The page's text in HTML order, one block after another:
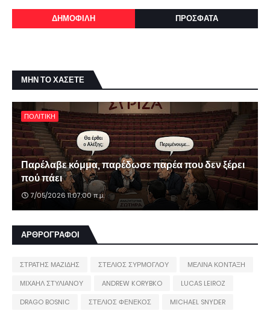
ΔΗΜΟΦΙΛΗ ΠΡΟΣΦΑΤΑ
ΜΗΝ ΤΟ ΧΑΣΕΤΕ
ΠΟΛΙΤΙΚΗ
Παρέλαβε κόμμα, παρέδωσε παρέα που δεν ξέρει
πού πάει
7/05/2026 11:07:00 π.μ.
ΑΡΘΡΟΓΡΑΦΟΙ
ΣΤΡΑΤΗΣ ΜΑΖΙΔΗΣ ΣΤΕΛΙΟΣ ΣΥΡΜΟΓΛΟΥ
ΜΕΛΙΝΑ ΚΟΝΤΑΞΗ
ΜΙΧΑΗΛ ΣΤΥΛΙΑΝΟΥ
ANDREW KORYBKO
LUCAS LEIROZ
DRAGO BOSNIC
ΣΤΕΛΙΟΣ ΦΕΝΕΚΟΣ
MICHAEL SNYDER